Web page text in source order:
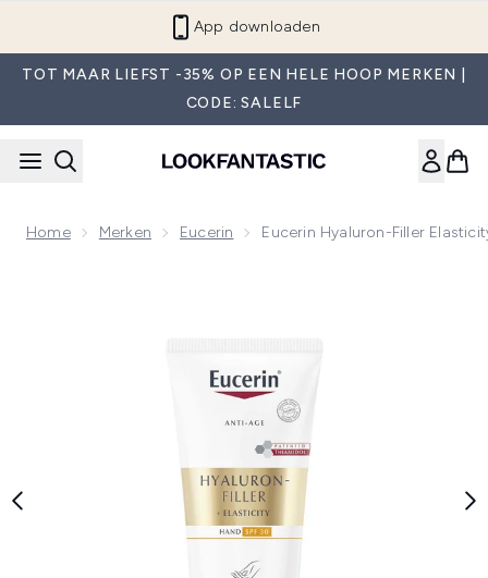
App downloaden
TOT MAAR LIEFST -35% OP EEN HELE HOOP MERKEN |
CODE: SALELF
Home Merken Eucerin Eucerin Hyaluron-Filler